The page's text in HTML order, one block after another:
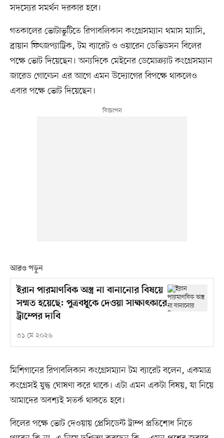
সদস্যের সমর্থন দরকার হবে।
গতকালের ভোটাভুটিতে রিপাবলিকান কংগ্রেসম্যান থমাস ম্যাসি,
ব্রায়ান ফিৎজপ্যাট্রিক, টম ব্যারেট ও ওয়ারেন ডেভিডসন বিলের
পক্ষে ভোট দিয়েছেন। অন্যদিকে মেইনের ডেমোক্র্যাট কংগ্রেসম্যান
জারেড গোল্ডেন এর আগে এমন উদ্যোগের বিপক্ষে থাকলেও
এবার পক্ষে ভোট দিয়েছেন।
আরও পড়ুন
ইরান পারমাণবিক অস্ত্র না বানানোর বিষয়ে
সম্মত হয়েছে: পুত্রবধূকে দেওয়া সাক্ষাৎকারে
ট্রাম্পের দাবি
৩১ মে ২০২৬
মিশিগানের রিপাবলিকান কংগ্রেসম্যান টম ব্যারেট বলেন, একমাত্র
কংগ্রেসই যুদ্ধ ঘোষণা করে থাকে। এটা এমন একটা বিষয়, যা নিয়ে
আমাদের অবশ্যই সতর্ক থাকতে হবে।
বিলের পক্ষে ভোট দেওয়ায় প্রেসিডেন্ট ট্রাম্প প্রতিশোধ নিতে